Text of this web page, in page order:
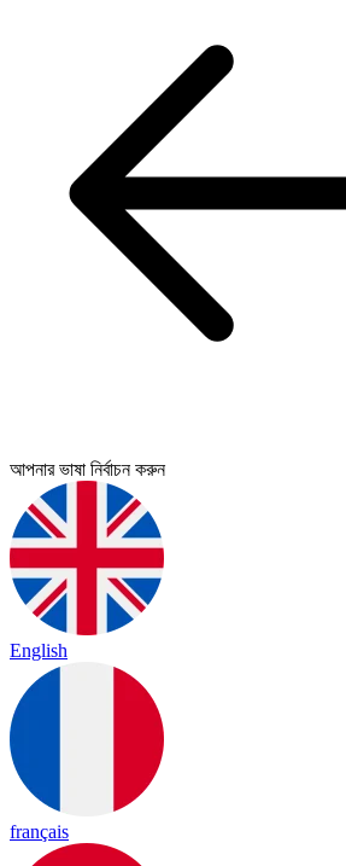
আপনার ভাষা নির্বাচন করুন
English
français